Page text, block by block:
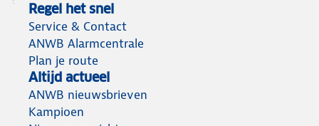
Regel het snel
Service & Contact
ANWB Alarmcentrale
Plan je route
Altijd actueel
ANWB nieuwsbrieven
Kampioen